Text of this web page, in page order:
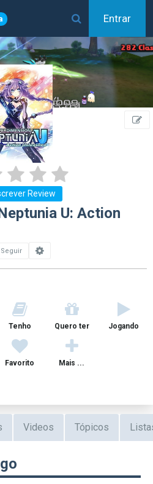
Entrar
Review
U: Action
Seguir
Tenho Quero ter Jogando
Favorito Mais ...
Videos Tópicos